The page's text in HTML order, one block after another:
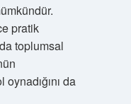
pratik
toplumsal
da